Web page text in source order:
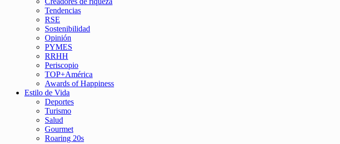
Tendencias
RSE
Sostenibilidad
Opinión
PYMES
RRHH
Periscopio
TOP+América
Awards of Happiness
Estilo de Vida
Deportes
Turismo
Salud
Gourmet
Roaring 20s